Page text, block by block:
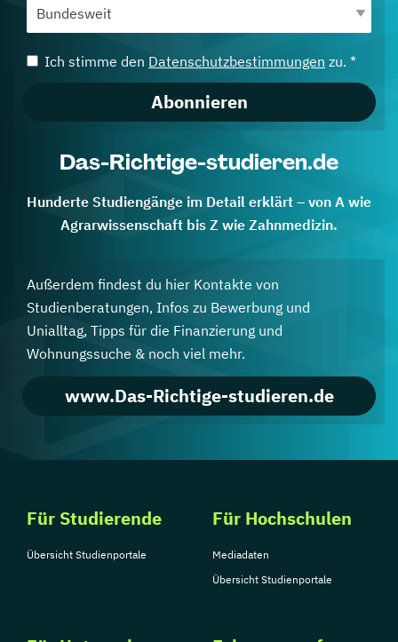
Ich stimme den Datenschutzbestimmungen zu. *
Abonnieren
Das-Richtige-studieren.de
Hunderte Studiengänge im Detail erklärt – von A wie
Agrarwissenschaft bis Z wie Zahnmedizin.
Außerdem findest du hier Kontakte von
Studienberatungen, Infos zu Bewerbung und
Unialltag, Tipps für die Finanzierung und
Wohnungssuche & noch viel mehr.
www.Das-Richtige-studieren.de
Für Studierende
Übersicht Studienportale
Für Hochschulen
Mediadaten
Übersicht Studienportale